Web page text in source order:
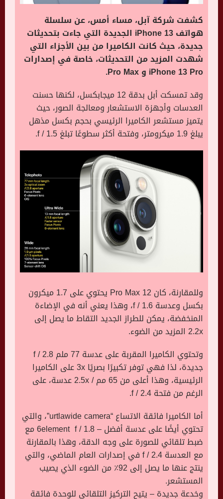
كشفت شركة آبل، مساء أمس، عن سلسلة
هواتف iPhone 13 الجديدة التي جاءت بتحديثات
جديدة، حيث كانت الكاميرا من بين الأجزاء التي
شهدت المزيد من التحديثات، خاصة في إصدارات
iPhone 13 Pro و Pro Max.
وقد تمسكت أبل بدقة 12 ميجابكسل، لكنها حسنت
العدسات وأجهزة الاستشعار ومعالجة الصور، حيث
يتميز مستشعر الكاميرا الرئيسي بحجم بكسل مذهل
يبلغ 1.9 ميكرومتر، وفتحة أكثر سطوعًا تبلغ f / 1.5.
وللمقارنة، كان 12 Pro Max يحتوي على 1.7 ميكرون
بكسل وعدسة f / 1.6، وهذا يعني أنه في الإضاءة
المنخفضة، يمكن للطراز الجديد التقاط ما يصل إلى
2.2x المزيد من الضوء.
وتحتوي الكاميرا المقربة على عدسة 77 ملم f / 2.8
جديدة، لذا فهي توفر تكبيرًا بصريًا 3x على الكاميرا
الرئيسية، وهذا أعلى من 65 مم / 2.5x عدسة، على
الرغم من فتحة f / 2.4.
أما الكاميرا فائقة الاتساع “urtlawide camera”، والتي
تحتوي أيضًا على عدسة أفضل – 6element f / 1.8 مع
ضبط تلقائي للصورة على وجه الدقة، وهذا بالمقارنة
مع العدسة f / 2.4 في إصدارات العام الماضي، والتي
ينتج عنها ما يصل إلى 92٪ من الضوء الذي يصيب
المستشعر.
وخدعة جديدة – يتيح التركيز التلقائي للوحدة فائقة